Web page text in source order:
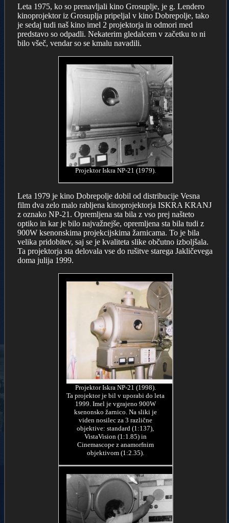
Leta 1975, ko so prenavljali kino Grosuplje, je g. Lendero
kinoprojektor iz Grosuplja pripeljal v kino Dobrepolje, tako
je sedaj tudi naš kino imel 2 projektorja in odmori med
predstavo so odpadli. Nekaterim gledalcem v začetku to ni
bilo všeč, vendar so se kmalu navadili.
Projektor Iskra NP-21 (1979).
Leta 1979 je kino Dobrepolje dobil od distribucije Vesna
film dva zelo malo rabljena kinoprojektorja ISKRA KRANJ
z oznako NP-21. Opremljena sta bila z vso prej našteto
optiko in kar je bilo najvažnejše, opremljena sta bila tudi z
900W ksenonskima projekcijskima žarnicama. To je bila
velika pridobitev, saj se je kvaliteta slike občutno izboljšala.
Ta projektorja sta delovala vse do rušitve starega Jakličevega
doma julija 1999.
Projektor Iskra NP-21 (1998).
Ta projektor je bil v uporabi do leta
1999. Imel je vgrajeno 900W
ksenonsko žarnico. Na sliki je
viden nosilec za 3 različne
objektive: standard (1:137),
VistaVision (1:1.85) in
Cinemascope z anamorfnim
objektivom (1:2.35).